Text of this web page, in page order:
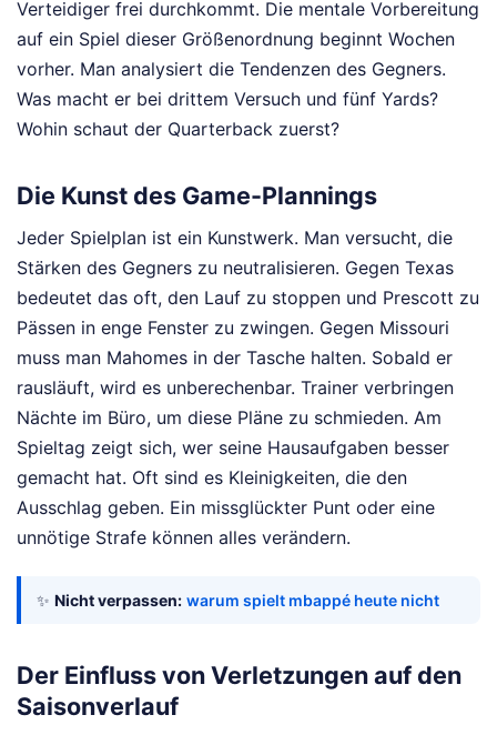
Verteidiger frei durchkommt. Die mentale Vorbereitung
auf ein Spiel dieser Größenordnung beginnt Wochen
vorher. Man analysiert die Tendenzen des Gegners.
Was macht er bei drittem Versuch und fünf Yards?
Wohin schaut der Quarterback zuerst?
Die Kunst des Game-Plannings
Jeder Spielplan ist ein Kunstwerk. Man versucht, die
Stärken des Gegners zu neutralisieren. Gegen Texas
bedeutet das oft, den Lauf zu stoppen und Prescott zu
Pässen in enge Fenster zu zwingen. Gegen Missouri
muss man Mahomes in der Tasche halten. Sobald er
rausläuft, wird es unberechenbar. Trainer verbringen
Nächte im Büro, um diese Pläne zu schmieden. Am
Spieltag zeigt sich, wer seine Hausaufgaben besser
gemacht hat. Oft sind es Kleinigkeiten, die den
Ausschlag geben. Ein missglückter Punt oder eine
unnötige Strafe können alles verändern.
✨ Nicht verpassen: warum spielt mbappé heute nicht
Der Einfluss von Verletzungen auf den
Saisonverlauf